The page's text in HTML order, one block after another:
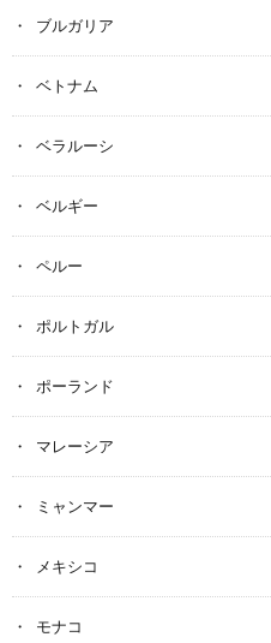
ブルガリア
ベトナム
ベラルーシ
ベルギー
ペルー
ポルトガル
ポーランド
マレーシア
ミャンマー
メキシコ
モナコ